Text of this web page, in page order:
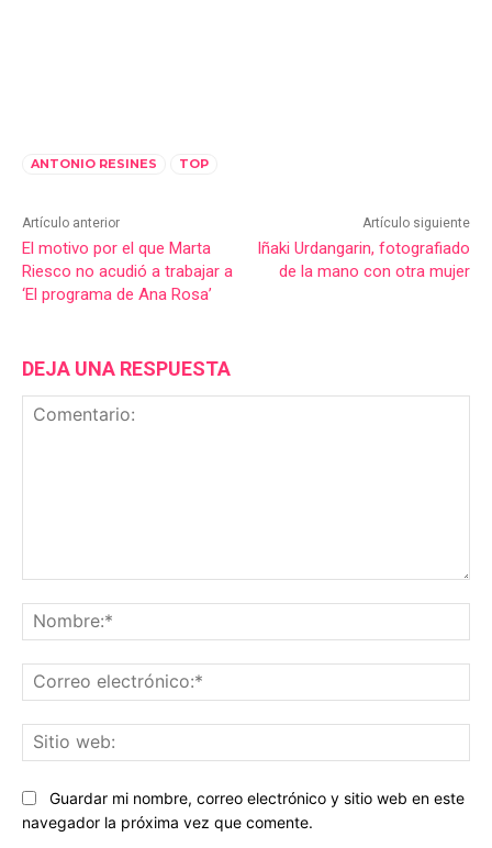
ANTONIO RESINES TOP
Artículo anterior
El motivo por el que Marta
Riesco no acudió a trabajar a
‘El programa de Ana Rosa’
Artículo siguiente
Iñaki Urdangarin, fotografiado
de la mano con otra mujer
DEJA UNA RESPUESTA
Guardar mi nombre, correo electrónico y sitio web en este
navegador la próxima vez que comente.